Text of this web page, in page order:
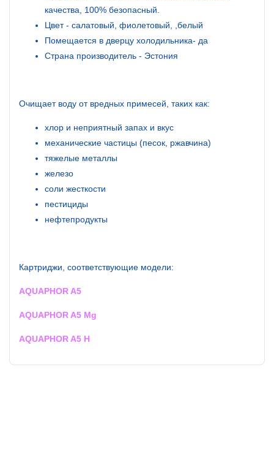
качества, 100% безопасный.
Цвет - салатовый, фиолетовый, ,белый
Помещается в дверцу холодильника- да
Страна производитель - Эстония
Очищает воду от вредных примесей, таких как:
хлор и неприятный запах и вкус
механические частицы (песок, ржавчина)
тяжелые металлы
железо
соли жесткости
пестициды
нефтепродукты
Картриджи, соответствующие модели:
AQUAPHOR A5
AQUAPHOR A5 Mg
AQUAPHOR A5 H